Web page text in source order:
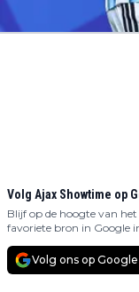
Volg Ajax Showtime op
Blijf op de hoogte van
favoriete bron in Google
Volg ons op Google